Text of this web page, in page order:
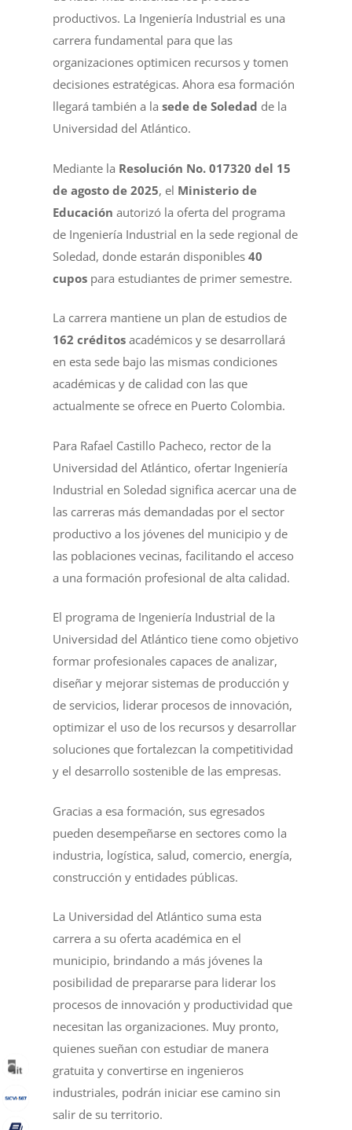
productivos. La Ingeniería Industrial es una
carrera fundamental para que las
organizaciones optimicen recursos y tomen
decisiones estratégicas. Ahora esa formación
llegará también a la sede de Soledad de la
Universidad del Atlántico.
Mediante la Resolución No. 017320 del 15
de agosto de 2025, el Ministerio de
Educaciónautorizó la oferta del programa
de Ingeniería Industrial en la sede regional de
Soledad, donde estarán disponibles40
cupos para estudiantes de primer semestre.
La carrera mantiene un plan de estudios de
162 créditos académicos y se desarrollará
en esta sede bajo las mismas condiciones
académicas y de calidad con las que
actualmente se ofrece en Puerto Colombia.
Para Rafael Castillo Pacheco, rector de la
Universidad del Atlántico, ofertar Ingeniería
Industrial en Soledad significa acercar una de
las carreras más demandadas por el sector
productivo a los jóvenes del municipio y de
las poblaciones vecinas, facilitando el acceso
a una formación profesional de alta calidad.
El programa de Ingeniería Industrial de la
Universidad del Atlántico tiene como objetivo
formar profesionales capaces de analizar,
diseñar y mejorar sistemas de producción y
de servicios, liderar procesos de innovación,
optimizar el uso de los recursos y desarrollar
soluciones que fortalezcan la competitividad
y el desarrollo sostenible de las empresas.
Gracias a esa formación, sus egresados
pueden desempeñarse en sectores como la
industria, logística, salud, comercio, energía,
construcción y entidades públicas.
La Universidad del Atlántico suma esta
carrera a su oferta académica en el
municipio, brindando a más jóvenes la
posibilidad de prepararse para liderar los
procesos de innovación y productividad que
necesitan las organizaciones. Muy pronto,
quienes sueñan con estudiar de manera
gratuita y convertirse en ingenieros
industriales, podrán iniciar ese camino sin
salir de su territorio.